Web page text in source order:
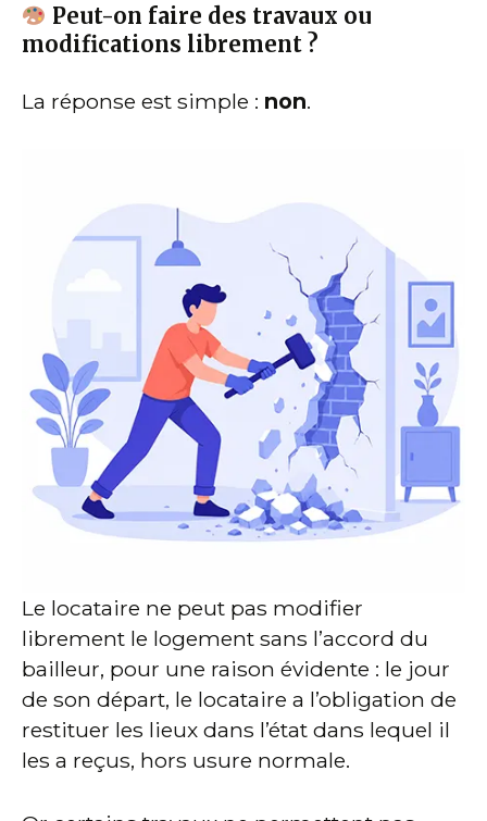
Peut-on faire des travaux ou
modifications librement ?
La réponse est simple : non.
Le locataire ne peut pas modifier
librement le logement sans l’accord du
bailleur, pour une raison évidente : le jour
de son départ, le locataire a l’obligation de
restituer les lieux dans l’état dans lequel il
les a reçus, hors usure normale.